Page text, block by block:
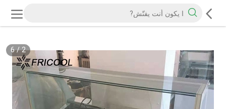
2
/
6